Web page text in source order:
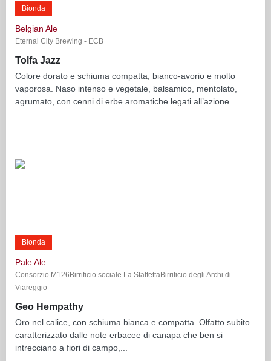
Bionda
Belgian Ale
Eternal City Brewing - ECB
Tolfa Jazz
Colore dorato e schiuma compatta, bianco-avorio e molto
vaporosa. Naso intenso e vegetale, balsamico, mentolato,
agrumato, con cenni di erbe aromatiche legati all’azione...
Bionda
Pale Ale
Consorzio M126Birrificio sociale La StaffettaBirrificio degli Archi di
Viareggio
Geo Hempathy
Oro nel calice, con schiuma bianca e compatta. Olfatto subito
caratterizzato dalle note erbacee di canapa che ben si
intrecciano a fiori di campo,...